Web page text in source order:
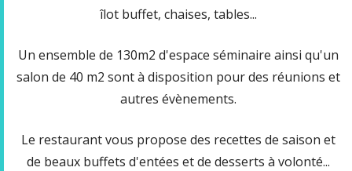
îlot buffet, chaises, tables...
Un ensemble de 130m2 d'espace séminaire ainsi qu'un
salon de 40 m2 sont à disposition pour des réunions et
autres évènements.
Le restaurant vous propose des recettes de saison et
de beaux buffets d'entées et de desserts à volonté...